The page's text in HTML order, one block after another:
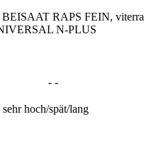
BEISAAT RAPS FEIN,
N-PLUS
- -
hoch/spät/lang